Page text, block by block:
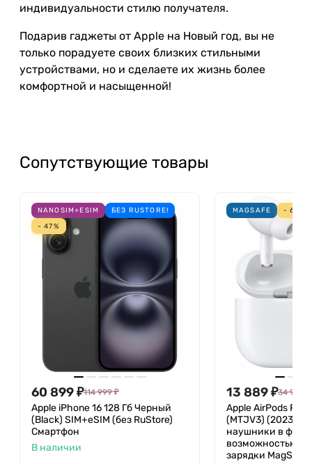
индивидуальности стилю получателя.
Подарив гаджеты от Apple на Новый год, вы не
только порадуете своих близких стильными
устройствами, но и сделаете их жизнь более
комфортной и насыщенной!
Сопутствующие товары
NANOSIM+ESIM
БЕЗ RUSTORE!
- 47%
60 899₽114 999 ₽
Apple iPhone 16 128 Гб Черный
(Black) SIM+eSIM (без RuStore)
Смартфон
В наличии
MAGSAFE - 60%
13 889₽34 990
Apple AirPods Pro
(MTJV3) (2023)
наушники в
возможностью
зарядки MagSafe